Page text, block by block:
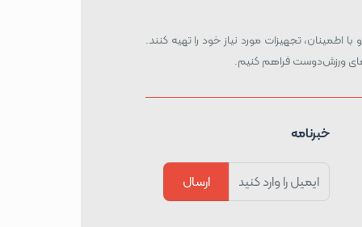
اطمینان، تجهیزات مورد نیاز خود را تهیه کنند.
ورزش‌دوست فراهم کنیم.
خبرنامه
ارسال